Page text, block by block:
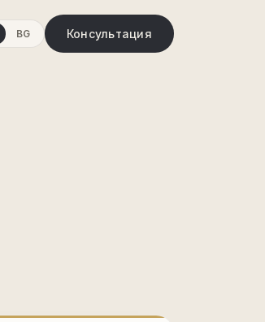
BG Консультация